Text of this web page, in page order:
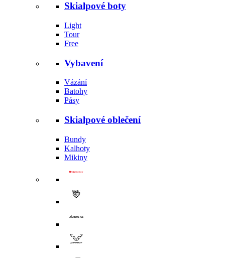
Skialpové boty
Light
Tour
Free
Vybavení
Vázání
Batohy
Pásy
Skialpové oblečení
Bundy
Kalhoty
Mikiny